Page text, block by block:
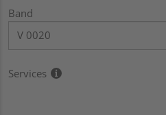
Band
Services